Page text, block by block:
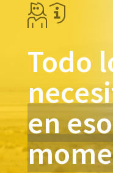
Todo
en